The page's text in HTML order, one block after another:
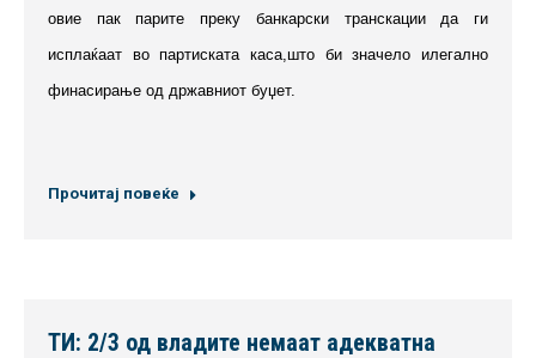
овие пак парите преку банкарски транскации да ги
исплаќаат во партиската каса,што би значело илегално
финасирање од државниот буџет.
Прочитај повеќе
ТИ: 2/3 од владите немаат адекватна